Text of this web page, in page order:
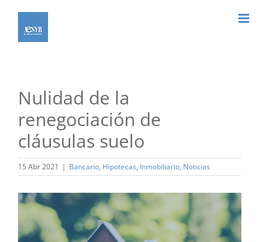
contenido
Nulidad de la
renegociación de
cláusulas suelo
15 Abr 2021 | Bancario, Hipotecas, Inmobiliario, Noticias
Ver
imagen
más
grande